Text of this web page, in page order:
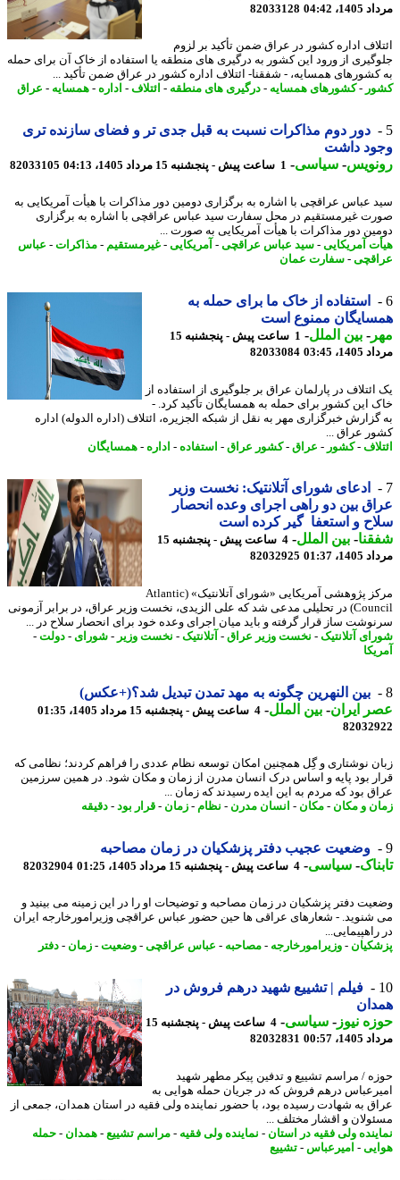
04:42
82033128
اداره کشور در عراق ضمن تأکید بر لزوم
از ورود این کشور به درگیری های منطقه یا استفاده از خاک آن برای حمله
همسایه، - شفقنا- ائتلاف اداره کشور در عراق ضمن تأکید ...
-کشورهای همسایه-درگیری های منطقه-ائتلاف-اداره - همسایه-عراق
دور دوم مذاکرات نسبت به قبل جدی تر و فضای سازنده تری
داشت
-سیاسی-1 ساعت پیش - پنجشنبه 15 مرداد 1405، 04:13 82033105
عباس عراقچی با اشاره به برگزاری دومین دور مذاکرات با هیأت آمریکایی به
غیرمستقیم در محل سفارت سید عباس عراقچی با اشاره به برگزاری
دور مذاکرات با هیأت آمریکایی به صورت ...
آمریکایی-سید عباس عراقچی-آمریکایی-غیرمستقیم-مذاکرات- عباس
-سفارت عمان
استفاده از خاک ما برای حمله به
ممنوع است
-بین الملل-
1 ساعت پیش - پنجشنبه 15
03:45
82033084
در پارلمان عراق بر جلوگیری از استفاده از
این کشور برای حمله به همسایگان تأکید کرد. -
خبرگزاری مهر به نقل از شبکه الجزیره، ائتلاف (اداره الدوله) اداره
عراق ...
-کشور-عراق- کشور عراق- استفاده-اداره - همسایگان
ادعای شورای آتلانتیک: نخست وزیر
بین دو راهی اجرای وعده انحصار
و استعفا گیر کرده است
-بین الملل-
4 ساعت پیش - پنجشنبه 15
01:37
82032925
مرکز پژوهشی آمریکایی «شورای آتلانتیک» (Atlantic
Council) در تحلیلی مدعی شد که علی الزیدی، نخست وزیر عراق، در برابر آزمونی
ساز قرار گرفته و باید میان اجرای وعده خود برای انحصار سلاح در ...
آتلانتیک-نخست وزیر عراق- آتلانتیک-نخست وزیر - شورای- دولت-
بین النهرین چگونه به مهد تمدن تبدیل شد؟(+عکس)
ایران- بین الملل-4 ساعت پیش - پنجشنبه 15 مرداد 1405، 01:35
نوشتاری و گِل همچنین امکان توسعه نظام عددی را فراهم کردند؛ نظامی که
بود پایه و اساس درک انسان مدرن از زمان و مکان شود. در همین سرزمین
بود که مردم به این ایده رسیدند که زمان ...
و مکان-مکان-انسان مدرن- نظام-زمان -قرار بود -دقیقه
وضعیت عجیب دفتر پزشکیان در زمان مصاحبه
-سیاسی-4 ساعت پیش - پنجشنبه 15 مرداد 1405، 01:25 82032904
دفتر پزشکیان در زمان مصاحبه و توضیحات او را در این زمینه می بینید و
- شعارهای عراقی ها حین حضور عباس عراقچی وزیرامورخارجه ایران
-وزیرامورخارجه-مصاحبه-عباس عراقچی-وضعیت-زمان -دفتر
فیلم | تشییع شهید درهم فروش در
نیوز-سیاسی-
4 ساعت پیش - پنجشنبه 15
00:57
82032831
/ مراسم تشییع و تدفین پیکر مطهر شهید
درهم فروش که در جریان حمله هوایی به
به شهادت رسیده بود، با حضور نماینده ولی فقیه در استان همدان، جمعی از
و اقشار مختلف ...
ولی فقیه در استان-نماینده ولی فقیه -مراسم تشییع-همدان- حمله
- امیرعباس-تشییع